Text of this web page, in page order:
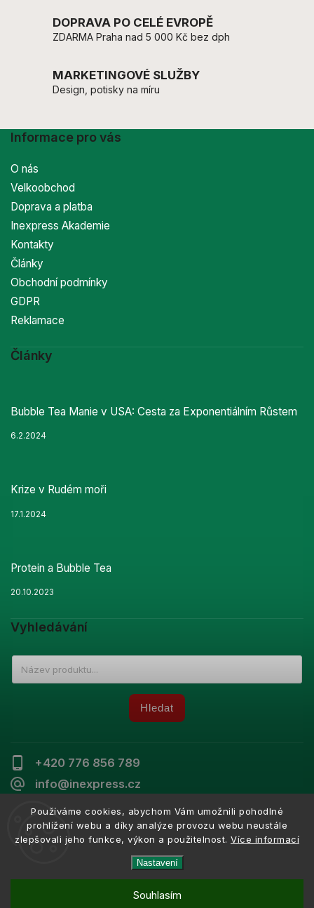
Používáme cookies, abychom Vám umožnili pohodlné
prohlížení webu a díky analýze provozu webu neustále
zlepšovali jeho funkce, výkon a použitelnost. Více informací
Nastavení
Souhlasím
DOPRAVA PO CELÉ EVROPĚ
ZDARMA Praha nad 5 000 Kč bez dph
MARKETINGOVÉ SLUŽBY
Design, potisky na míru
+420 776 856 789
info@inexpress.cz
Informace pro vás
O nás
Velkoobchod
Doprava a platba
Inexpress Akademie
Kontakty
Články
Obchodní podmínky
GDPR
Reklamace
Články
Bubble Tea Manie v USA: Cesta za Exponentiálním Růstem
6.2.2024
Krize v Rudém moři
17.1.2024
Protein a Bubble Tea
20.10.2023
Vyhledávání
Hledat
Copyright 2026Inexpress . Všechna práva vyhrazena.
VytvořilShoptet| Design